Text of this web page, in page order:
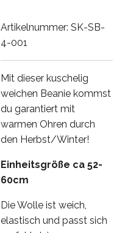
Artikelnummer: SK-SB-
4-001
Mit dieser kuschelig
weichen Beanie kommst
du garantiert mit
warmen Ohren durch
den Herbst/Winter!
Einheitsgröße ca 52-
60cm
Die Wolle ist weich,
elastisch und passt sich